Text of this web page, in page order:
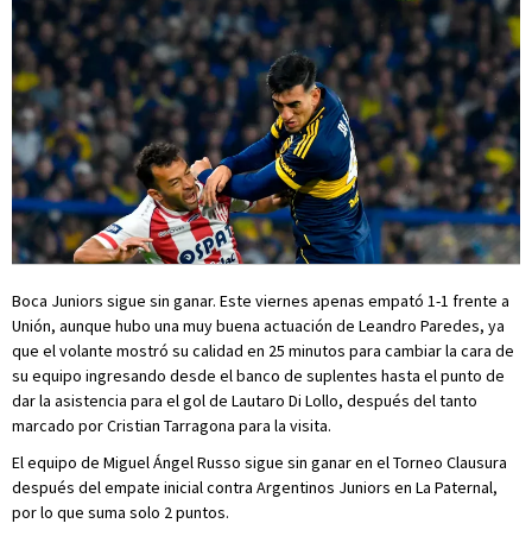
Boca Juniors sigue sin ganar. Este viernes apenas empató 1-1 frente a
Unión, aunque hubo una muy buena actuación de Leandro Paredes, ya
que el volante mostró su calidad en 25 minutos para cambiar la cara de
su equipo ingresando desde el banco de suplentes hasta el punto de
dar la asistencia para el gol de Lautaro Di Lollo, después del tanto
marcado por Cristian Tarragona para la visita.
El equipo de Miguel Ángel Russo sigue sin ganar en el Torneo Clausura
después del empate inicial contra Argentinos Juniors en La Paternal,
por lo que suma solo 2 puntos.